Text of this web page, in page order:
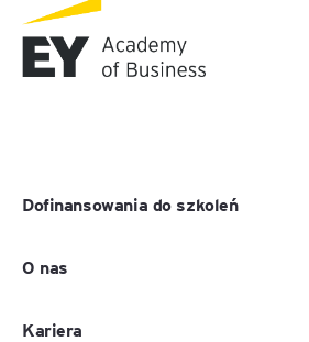
Dofinansowania do szkoleń
O nas
Kariera